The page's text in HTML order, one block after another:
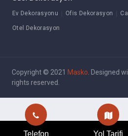
Telefon Yol Tarifi
Ev Dekorasyonu Ofis Dekorasyon
Otel Dekorasyon
Copyright © 2021 Masko . Designed
rights reserved.